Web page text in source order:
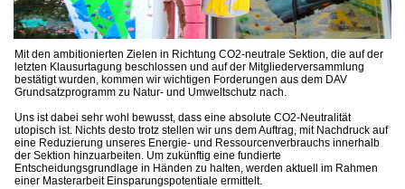
Mit den ambitionierten Zielen in Richtung CO2-neutrale Sektion, die auf der
letzten Klausurtagung beschlossen und auf der Mitgliederversammlung
bestätigt wurden, kommen wir wichtigen Forderungen aus dem DAV
Grundsatzprogramm zu Natur- und Umweltschutz nach.
Uns ist dabei sehr wohl bewusst, dass eine absolute CO2-Neutralität
utopisch ist. Nichts desto trotz stellen wir uns dem Auftrag, mit Nachdruck auf
eine Reduzierung unseres Energie- und Ressourcenverbrauchs innerhalb
der Sektion hinzuarbeiten. Um zukünftig eine fundierte
Entscheidungsgrundlage in Händen zu halten, werden aktuell im Rahmen
einer Masterarbeit Einsparungspotentiale ermittelt.